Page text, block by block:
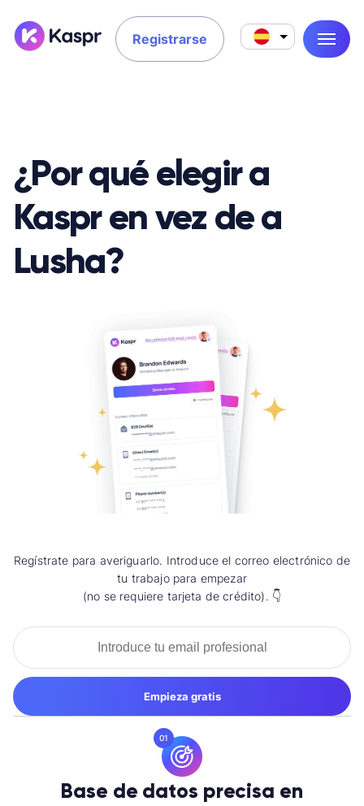
Registrarse
¿Por qué elegir a
Kaspr en vez de a
Lusha?
Regístrate para averiguarlo. Introduce el correo electrónico de
tu trabajo para empezar
(no se requiere tarjeta de crédito). 👇
Empieza gratis
01
Base de datos precisa en